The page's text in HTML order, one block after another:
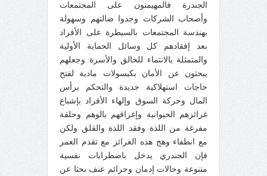
الجندرة فالمهيمنون على المجتمعات
وأصحاب الشركات وجدوا ضالتهم وسهولة
بهندسة المجتمعات بالسيطرة على الأفراد
بعد إفقادهم كل وسائل الحماية الأولية
والمتمثلة بالانتماء للخالق والأسرة وجعلهم
يبحثون عن الأمان بكبسولات مادية لفتح
حاجات استهلاكية جديدة والتحكم برأس
المال وحركة السوق وإلهاء الأفراد بإشباع
غرائزهم الحيوانية وإغراقهم بالوهم وحلقة
مفرغة من اللذة وفقد اللذة والقلق ولكن
مع انطفاء وهج هذه الغرائز مع تقدم العمر
فإن الجندري يدخل باضطرابات نفسية
متنوعة وحالات إدمان وجرائم عنف بحثا عن